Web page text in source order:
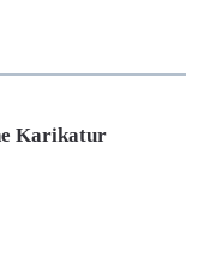
Karikatur